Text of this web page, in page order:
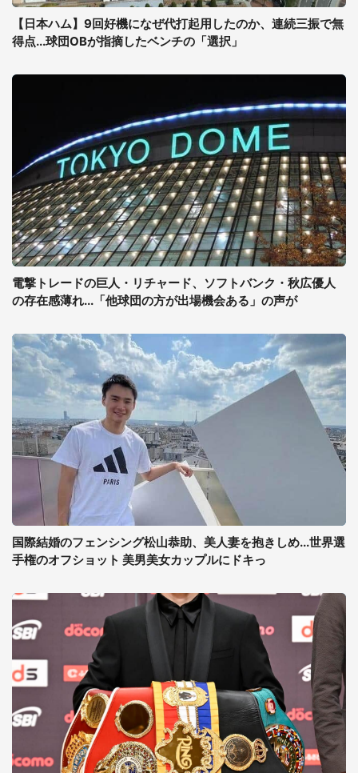
【日本ハム】9回好機になぜ代打起用したのか、連続三振で無
得点...球団OBが指摘したベンチの「選択」
電撃トレードの巨人・リチャード、ソフトバンク・秋広優人
の存在感薄れ...「他球団の方が出場機会ある」の声が
国際結婚のフェンシング松山恭助、美人妻を抱きしめ...世界選
手権のオフショット 美男美女カップルにドキっ